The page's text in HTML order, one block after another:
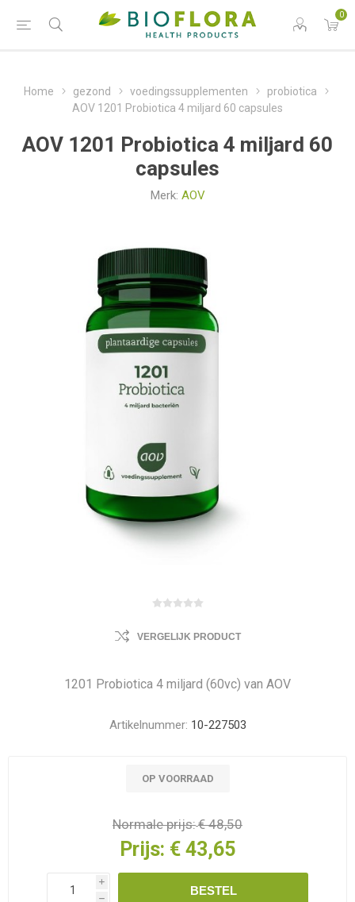
0
Home gezond voedingssupplementen
probiotica
AOV 1201 Probiotica 4 miljard 60 capsules
AOV 1201 Probiotica 4 miljard 60
capsules
Merk: AOV
VERGELIJK PRODUCT
1201 Probiotica 4 miljard (60vc) van AOV
Artikelnummer: 10-227503
OP VOORRAAD
Normale prijs:€ 48,50
Prijs: € 43,65
i
h
BESTEL